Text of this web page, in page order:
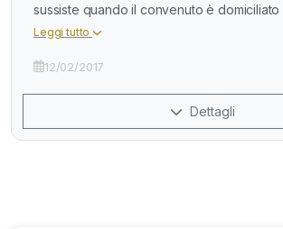
sussiste quando il convenuto è domiciliato
Leggi tutto
12/02/2017
Dettagli